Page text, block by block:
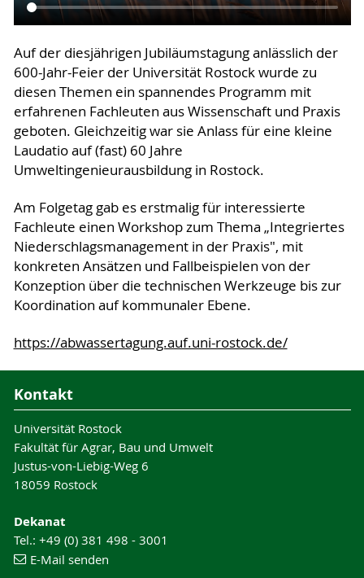
Auf der diesjährigen Jubiläumstagung anlässlich der
600-Jahr-Feier der Universität Rostock wurde zu
diesen Themen ein spannendes Programm mit
erfahrenen Fachleuten aus Wissenschaft und Praxis
geboten. Gleichzeitig war sie Anlass für eine kleine
Laudatio auf (fast) 60 Jahre
Umweltingenieurausbildung in Rostock.
Am Folgetag gab es erstmalig für interessierte
Fachleute einen Workshop zum Thema „Integriertes
Niederschlagsmanagement in der Praxis", mit
konkreten Ansätzen und Fallbeispielen von der
Konzeption über die technischen Werkzeuge bis zur
Koordination auf kommunaler Ebene.
https://abwassertagung.auf.uni-rostock.de/
Kontakt
Universität Rostock
Fakultät für Agrar, Bau und Umwelt
Justus-von-Liebig-Weg 6
18059 Rostock
Dekanat
Tel.: +49 (0) 381 498 - 3001
E-Mail senden